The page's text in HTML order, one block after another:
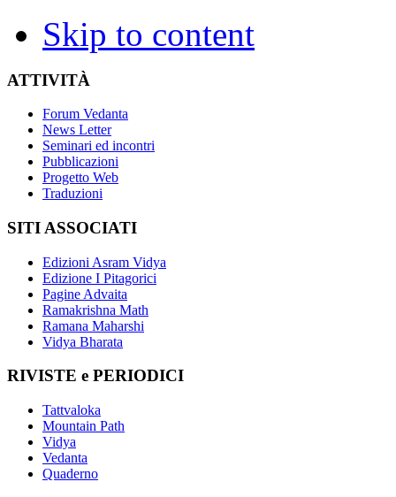
Skip to content
ATTIVITÀ
Forum Vedanta
News Letter
Seminari ed incontri
Pubblicazioni
Progetto Web
Traduzioni
SITI ASSOCIATI
Edizioni Asram Vidya
Edizione I Pitagorici
Pagine Advaita
Ramakrishna Math
Ramana Maharshi
Vidya Bharata
RIVISTE e PERIODICI
Tattvaloka
Mountain Path
Vidya
Vedanta
Quaderno